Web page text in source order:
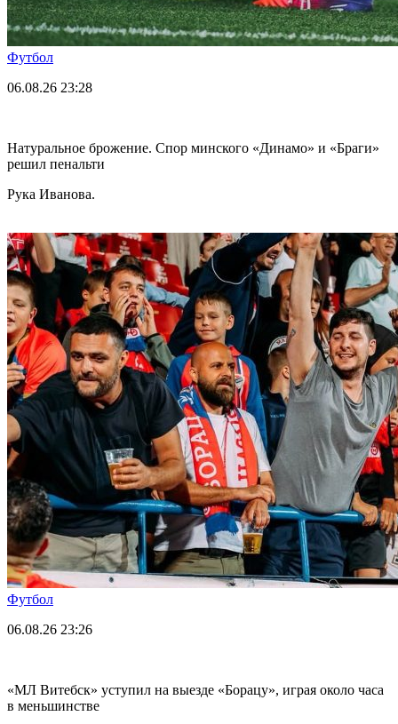
Футбол
06.08.26 23:28
Натуральное брожение. Спор минского «Динамо» и «Браги»
решил пенальти
Рука Иванова.
Футбол
06.08.26 23:26
«МЛ Витебск» уступил на выезде «Борацу», играя около часа
в меньшинстве